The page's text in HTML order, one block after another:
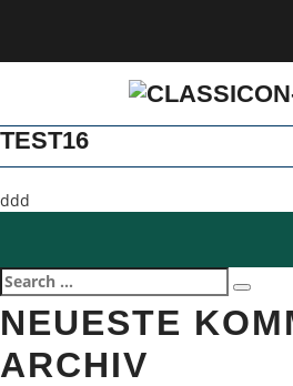
TEST16
ddd
Search
for:
Search
NEUESTE
ARCHIV